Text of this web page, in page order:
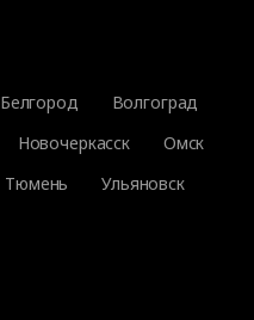
Белгород
Волгоград
Новочеркасск
Омск
Тюмень
Ульяновск